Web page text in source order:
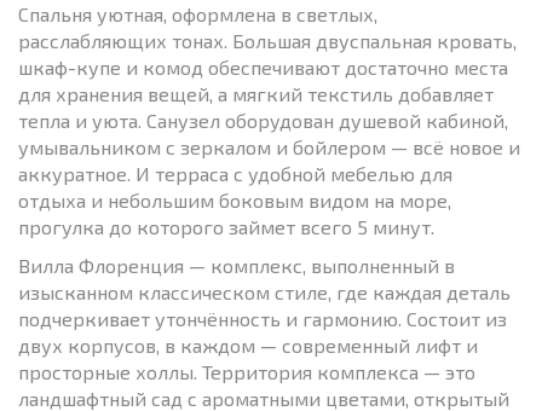
Спальня уютная, оформлена в светлых,
расслабляющих тонах. Большая двуспальная кровать,
шкаф-купе и комод обеспечивают достаточно места
для хранения вещей, а мягкий текстиль добавляет
тепла и уюта. Санузел оборудован душевой кабиной,
умывальником с зеркалом и бойлером — всё новое и
аккуратное. И терраса с удобной мебелью для
отдыха и небольшим боковым видом на море,
прогулка до которого займет всего 5 минут.
Вилла Флоренция — комплекс, выполненный в
изысканном классическом стиле, где каждая деталь
подчеркивает утончённость и гармонию. Состоит из
двух корпусов, в каждом — современный лифт и
просторные холлы. Территория комплекса — это
ландшафтный сад с ароматными цветами, открытый